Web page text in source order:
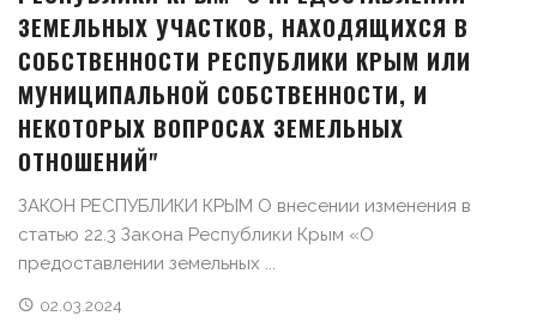
ЗЕМЕЛЬНЫХ УЧАСТКОВ, НАХОДЯЩИХСЯ В
СОБСТВЕННОСТИ РЕСПУБЛИКИ КРЫМ ИЛИ
МУНИЦИПАЛЬНОЙ СОБСТВЕННОСТИ, И
НЕКОТОРЫХ ВОПРОСАХ ЗЕМЕЛЬНЫХ
ОТНОШЕНИЙ"
ЗАКОН РЕСПУБЛИКИ КРЫМ О внесении изменения в
статью 22.3 Закона Республики Крым «О
предоставлении земельных ...
02.03.2024